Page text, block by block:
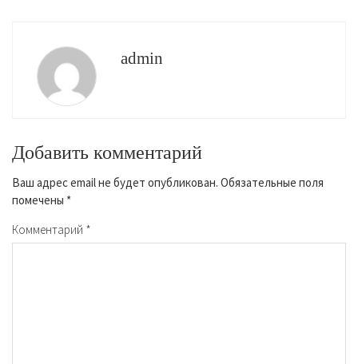
admin
Добавить комментарий
Ваш адрес email не будет опубликован. Обязательные поля
помечены *
Комментарий *